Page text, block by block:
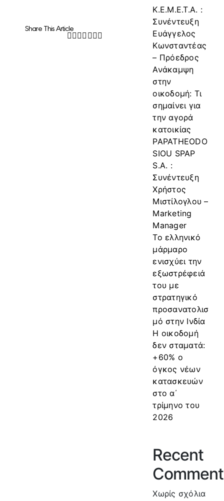
Share This Article
Facebook
Twitter
LinkedIn
WhatsApp
Tumblr
Pinterest
Κ.Ε.Μ.Ε.Τ.Α. :
Συνέντευξη
Ευάγγελος
Κωνσταντέας
– Πρόεδρος
Ανάκαμψη
στην
οικοδομή: Τι
σημαίνει για
την αγορά
κατοικίας
PAPATHEODO
SIOU SPAP
S.A. :
Συνέντευξη
Χρήστος
Μιστίλογλου –
Marketing
Manager
Το ελληνικό
μάρμαρο
ενισχύει την
εξωστρέφειά
του με
στρατηγικό
προσανατολισ
μό στην Ινδία
Η οικοδομή
δεν σταματά:
+60% ο
όγκος νέων
κατασκευών
στο α΄
τρίμηνο του
2026
Recent
Χωρίς σχόλια